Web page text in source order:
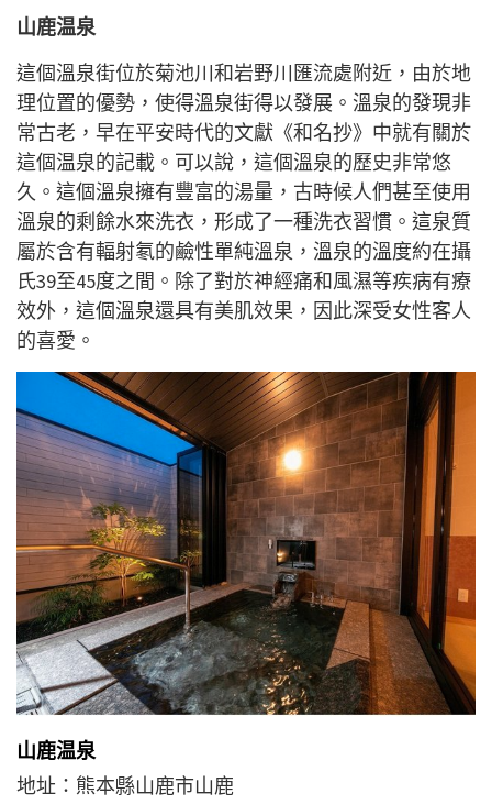
山鹿温泉
這個溫泉街位於菊池川和岩野川匯流處附近，由於地
理位置的優勢，使得溫泉街得以發展。溫泉的發現非
常古老，早在平安時代的文獻《和名抄》中就有關於
這個温泉的記載。可以說，這個溫泉的歷史非常悠
久。這個溫泉擁有豐富的湯量，古時候人們甚至使用
溫泉的剩餘水來洗衣，形成了一種洗衣習慣。這泉質
屬於含有輻射氡的鹼性單純溫泉，溫泉的溫度約在攝
氏39至45度之間。除了對於神經痛和風濕等疾病有療
效外，這個溫泉還具有美肌效果，因此深受女性客人
的喜愛。
山鹿温泉
地址：熊本縣山鹿市山鹿